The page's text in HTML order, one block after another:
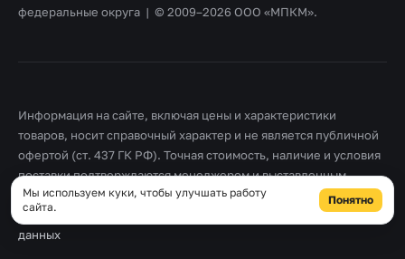
федеральные округа | © 2009–2026 ООО «МПКМ».
Информация на сайте, включая цены и характеристики
товаров, носит справочный характер и не является публичной
офертой (ст. 437 ГК РФ). Точная стоимость, наличие и условия
поставки подтверждаются менеджером и выставленным
счетом. Товарные знаки принадлежат их правообладателям.
Правовая информация
Согласие на обработку персональных
данных
Мы используем куки, чтобы улучшать работу
сайта.
Понятно